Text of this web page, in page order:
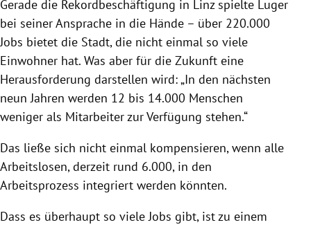
Gerade die Rekordbeschäftigung in Linz spielte Luger
bei seiner Ansprache in die Hände – über 220.000
Jobs bietet die Stadt, die nicht einmal so viele
Einwohner hat. Was aber für die Zukunft eine
Herausforderung darstellen wird: „In den nächsten
neun Jahren werden 12 bis 14.000 Menschen
weniger als Mitarbeiter zur Verfügung stehen.“
Das ließe sich nicht einmal kompensieren, wenn alle
Arbeitslosen, derzeit rund 6.000, in den
Arbeitsprozess integriert werden könnten.
Dass es überhaupt so viele Jobs gibt, ist zu einem